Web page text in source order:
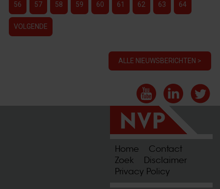
56 57 58 59 60 61 62 63 64
VOLGENDE
ALLE NIEUWSBERICHTEN >
Home
Contact
Zoek
Disclaimer
Privacy Policy